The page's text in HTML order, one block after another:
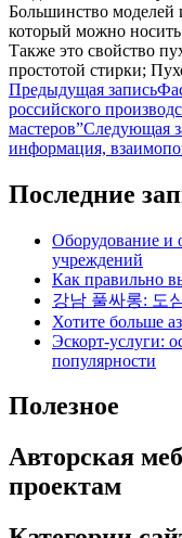
Большинство
который можно
Также это свойство
простотой стирки;
Навигация
по
записям
Предыдущая запись
российского
мастеров”Следующая
информация,
Последние
Оборудование и
учреждений
Как правильно
강남 풀싸롱: 도
Хотите больше
Эскорт-услуги:
популярности
Полезное
Авторская
проектам